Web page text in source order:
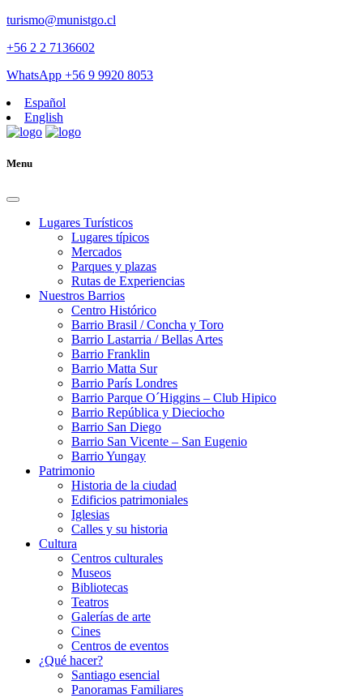
turismo@munistgo.cl
+56 2 2 7136602
WhatsApp +56 9 9920 8053
Español
English
Menu
Lugares Turísticos
Lugares tí­picos
Mercados
Parques y plazas
Rutas de Experiencias
Nuestros Barrios
Centro Histórico
Barrio Brasil / Concha y Toro
Barrio Lastarria / Bellas Artes
Barrio Franklin
Barrio Matta Sur
Barrio Parí­s Londres
Barrio Parque O´Higgins – Club Hipico
Barrio República y Dieciocho
Barrio San Diego
Barrio San Vicente – San Eugenio
Barrio Yungay
Patrimonio
Historia de la ciudad
Edificios patrimoniales
Iglesias
Calles y su historia
Cultura
Centros culturales
Museos
Bibliotecas
Teatros
Galerí­as de arte
Cines
Centros de eventos
¿Qué hacer?
Santiago esencial
Panoramas Familiares